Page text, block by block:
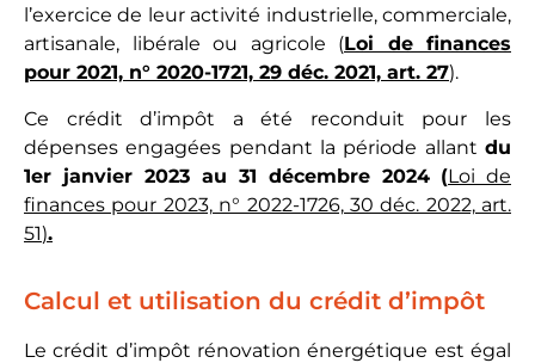
l’exercice de leur activité industrielle, commerciale,
artisanale, libérale ou agricole (Loi de finances
pour 2021, n° 2020-1721, 29 déc. 2021, art. 27).
Ce crédit d’impôt a été reconduit pour les
dépenses engagées pendant la période allant du
1er janvier 2023 au 31 décembre 2024 (Loi de
finances pour 2023, n° 2022-1726, 30 déc. 2022, art.
51).
Calcul et utilisation du crédit d’impôt
Le crédit d’impôt rénovation énergétique est égal